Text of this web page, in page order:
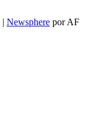
| Newsphere por AF